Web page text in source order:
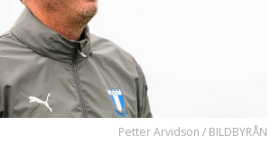
Petter Arvidson / BILDBYRÅN